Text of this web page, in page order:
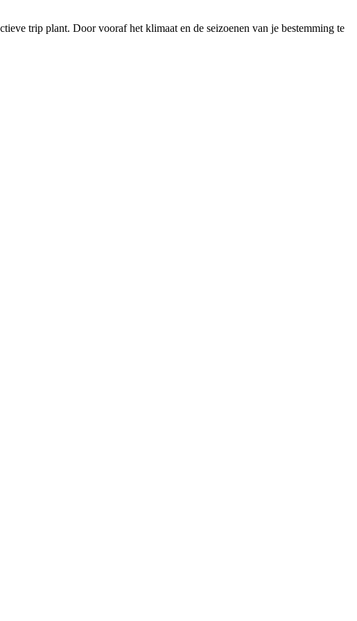
trip plant. Door vooraf het klimaat en de seizoenen van je bestemming te